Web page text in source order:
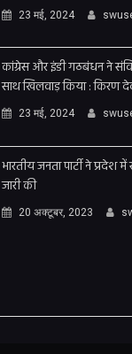
23 मई, 2024
कांग्रेस और इंडी गठबंधन ने
साथ खिलवाड़ किया : किरण
23 मई, 2024
भारतीय जनता पार्टी ने प्रदेश में
जारी की
20 अक्टूबर, 2023